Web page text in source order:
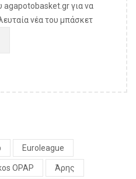
agapotobasket.gr για να
νέα του μπάσκετ
Euroleague
OPAP Άρης